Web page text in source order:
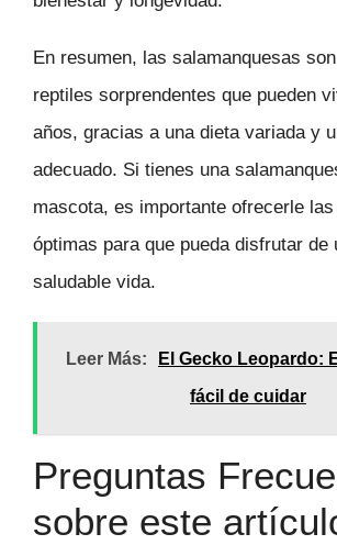
En resumen, las salamanquesas
reptiles sorprendentes que pueden
años, gracias a una dieta variada y
adecuado. Si tienes una
mascota, es importante ofrecerle
óptimas para que pueda disfrutar de
saludable vida.
Leer Más:
El Gecko Leopardo:
fácil de cuidar
Preguntas
sobre este